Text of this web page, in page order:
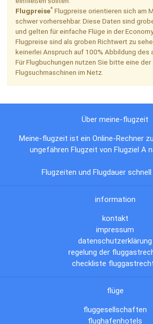
Flugpreise* Flugpreise orientieren sich am
schwer vorhersehbar. Diese Daten sind
und gelten für einfache Flüge in der
Flugpreise sind als groben Richtwert zu
keinerlei Anspruch auf 100% Abbildung des
Für Flugbuchungen nutzen Sie bitte eine der
Flugsuchmaschinen im Netz.
Über meine-flugzeit
Meine-flugzeit ist ein Online-Rechner
ungefähren Flugzeit von Flugziel A
Flugzeiten und Flugdauer
information
kontakt
impressum
datenschutzerklärung
regelung der
checkliste
flüge
fluggesellschaften
flughafenhotels